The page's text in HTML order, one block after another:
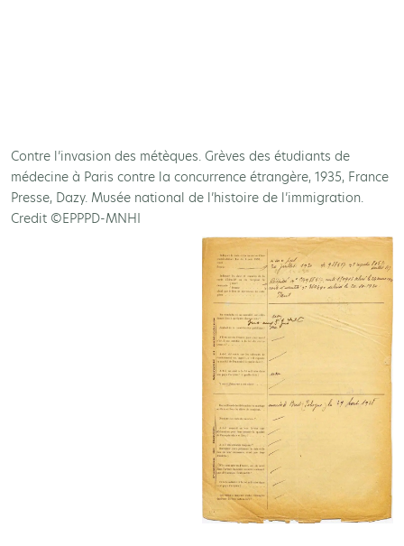
Contre l’invasion des métèques. Grèves des étudiants de
médecine à Paris contre la concurrence étrangère, 1935, France
Presse, Dazy. Musée national de l’histoire de l’immigration.
Credit ©EPPPD-MNHI